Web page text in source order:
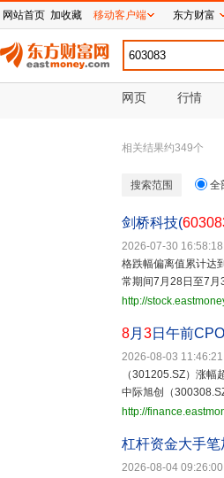
网页 行情
相关结果约349个
搜索范围 全
剑桥科技(
2026-07-30 16:58:18
格跌幅偏离值累计达
常期间7月28日至7
http://
8月 3日午前
2026-08-03 11:46:21
（301205.SZ）涨
中际旭创（
http://
杠杆资金大手
2026-08-04 09:26:00
网站首页 加收藏 移动客户端 东方财富